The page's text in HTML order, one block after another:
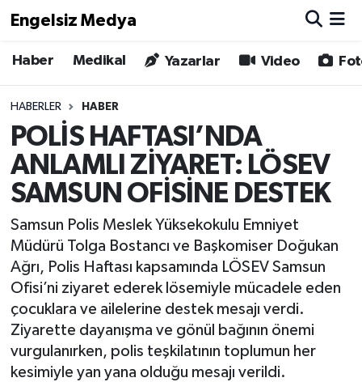
Engelsiz Medya
Haber Medikal Yazarlar Video
HABERLER HABER
POLİS HAFTASI’NDA
ANLAMLI ZİYARET: LÖSEV
SAMSUN OFİSİNE DESTEK
Samsun Polis Meslek Yüksekokulu Emniyet
Müdürü Tolga Bostancı ve Başkomiser Doğukan
Ağrı, Polis Haftası kapsamında LÖSEV Samsun
Ofisi’ni ziyaret ederek lösemiyle mücadele eden
çocuklara ve ailelerine destek mesajı verdi.
Ziyarette dayanışma ve gönül bağının önemi
vurgulanırken, polis teşkilatının toplumun her
kesimiyle yan yana olduğu mesajı verildi.
Haber
Medikal
Yönetim Kurulu
Yazarlar
Biz Buradayız
Künye
İletişim
Gizlilik Sözleşmesi
Hava Durumu
Trafik Durumu
Süper Lig Puan Durumu ve Fikstür
Tüm Manşetler
Son Dakika Haberleri
Haber Arşivi